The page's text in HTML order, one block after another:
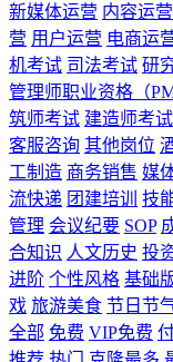
新媒体运营 内容运营
营 用户运营 电商运
机考试 司法考试 研
管理师职业资格（
筑师考试 建造师考试
客服咨询 其他岗位
工制造 商务销售 媒
流快递 团建培训 技
管理 会议纪要 SOP
合知识 人文历史 投
进阶 个性风格 基础
戏 旅游美食 节日节
全部 免费 VIP免费